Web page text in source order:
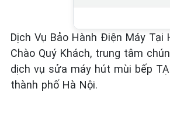
Dịch Vụ Bảo Hành Điện Máy Tại
Chào Quý Khách, trung tâm
dịch vụ sửa máy hút mùi bếp
thành phố Hà Nội.